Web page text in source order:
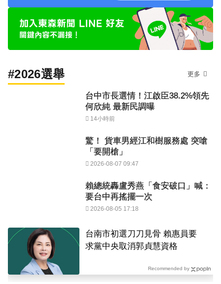
#2026選舉 更多
台中市長選情！江啟臣38.2%領先
何欣純 最新民調曝
14小時前
驚！ 貨車男經江和樹服務處 突嗆
「要開槍」
2026-08-07 09:47
賴總統轟盧秀燕「食安破口」喊：
要台中再搖擺一次
2026-08-05 17:18
台南市初選刀刀見骨 賴惠員要
求黨中央取消郭貞慧資格
Recommended by